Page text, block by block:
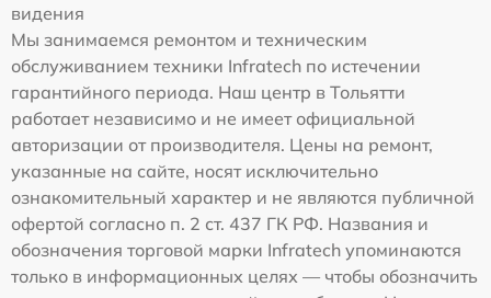
видения
Мы занимаемся ремонтом и техническим
обслуживанием техники Infratech по истечении
гарантийного периода. Наш центр в Тольятти
работает независимо и не имеет официальной
авторизации от производителя. Цены на ремонт,
указанные на сайте, носят исключительно
ознакомительный характер и не являются публичной
офертой согласно п. 2 ст. 437 ГК РФ. Названия и
обозначения торговой марки Infratech упоминаются
только в информационных целях — чтобы обозначить